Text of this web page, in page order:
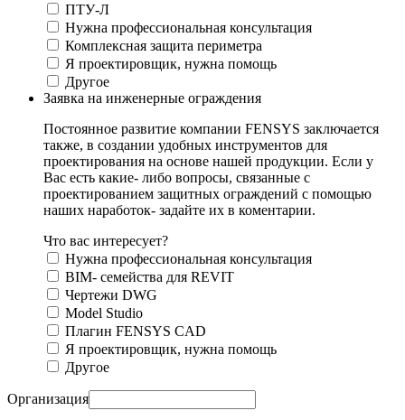
ПТУ-Л
Нужна профессиональная консультация
Комплексная защита периметра
Я проектировщик, нужна помощь
Другое
Заявка на инженерные ограждения
Постоянное развитие компании FENSYS заключается
также, в создании удобных инструментов для
проектирования на основе нашей продукции. Если у
Вас есть какие- либо вопросы, связанные с
проектированием защитных ограждений с помощью
наших наработок- задайте их в коментарии.
Что вас интересует?
Нужна профессиональная консультация
BIM- семейства для REVIT
Чертежи DWG
Моdel Studio
Плагин FENSYS CAD
Я проектировщик, нужна помощь
Другое
Организация